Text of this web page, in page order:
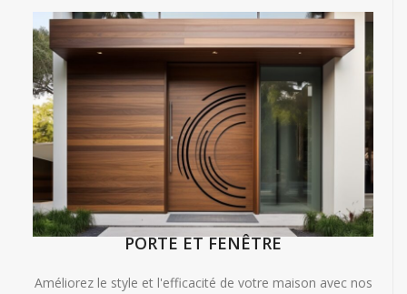
PORTE ET FENÊTRE
Améliorez le style et l'efficacité de votre maison avec nos